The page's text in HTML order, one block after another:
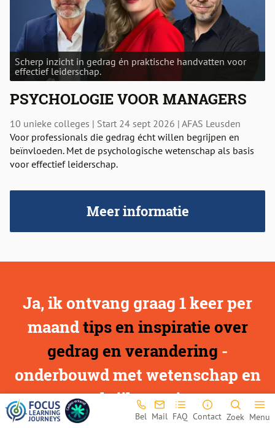
Bel Mail FAQ Contact Zoek Menu
Scherp inzicht in gedrag én praktische handvatten voor
effectief leiderschap.
PSYCHOLOGIE VOOR MANAGERS
10 unieke colleges | Start 24 sept 2026 | AFAS Leusden
Voor professionals die gedrag écht willen begrijpen en
beïnvloeden. Met de psychologische wetenschap als basis
voor effectief leiderschap.
Meer informatie
Ja, ik ontvang graag 1 keer per
maandtips en inspiratie over
gedrag en verandering -
onderbouwd met wetenschap en
praktijkervaring